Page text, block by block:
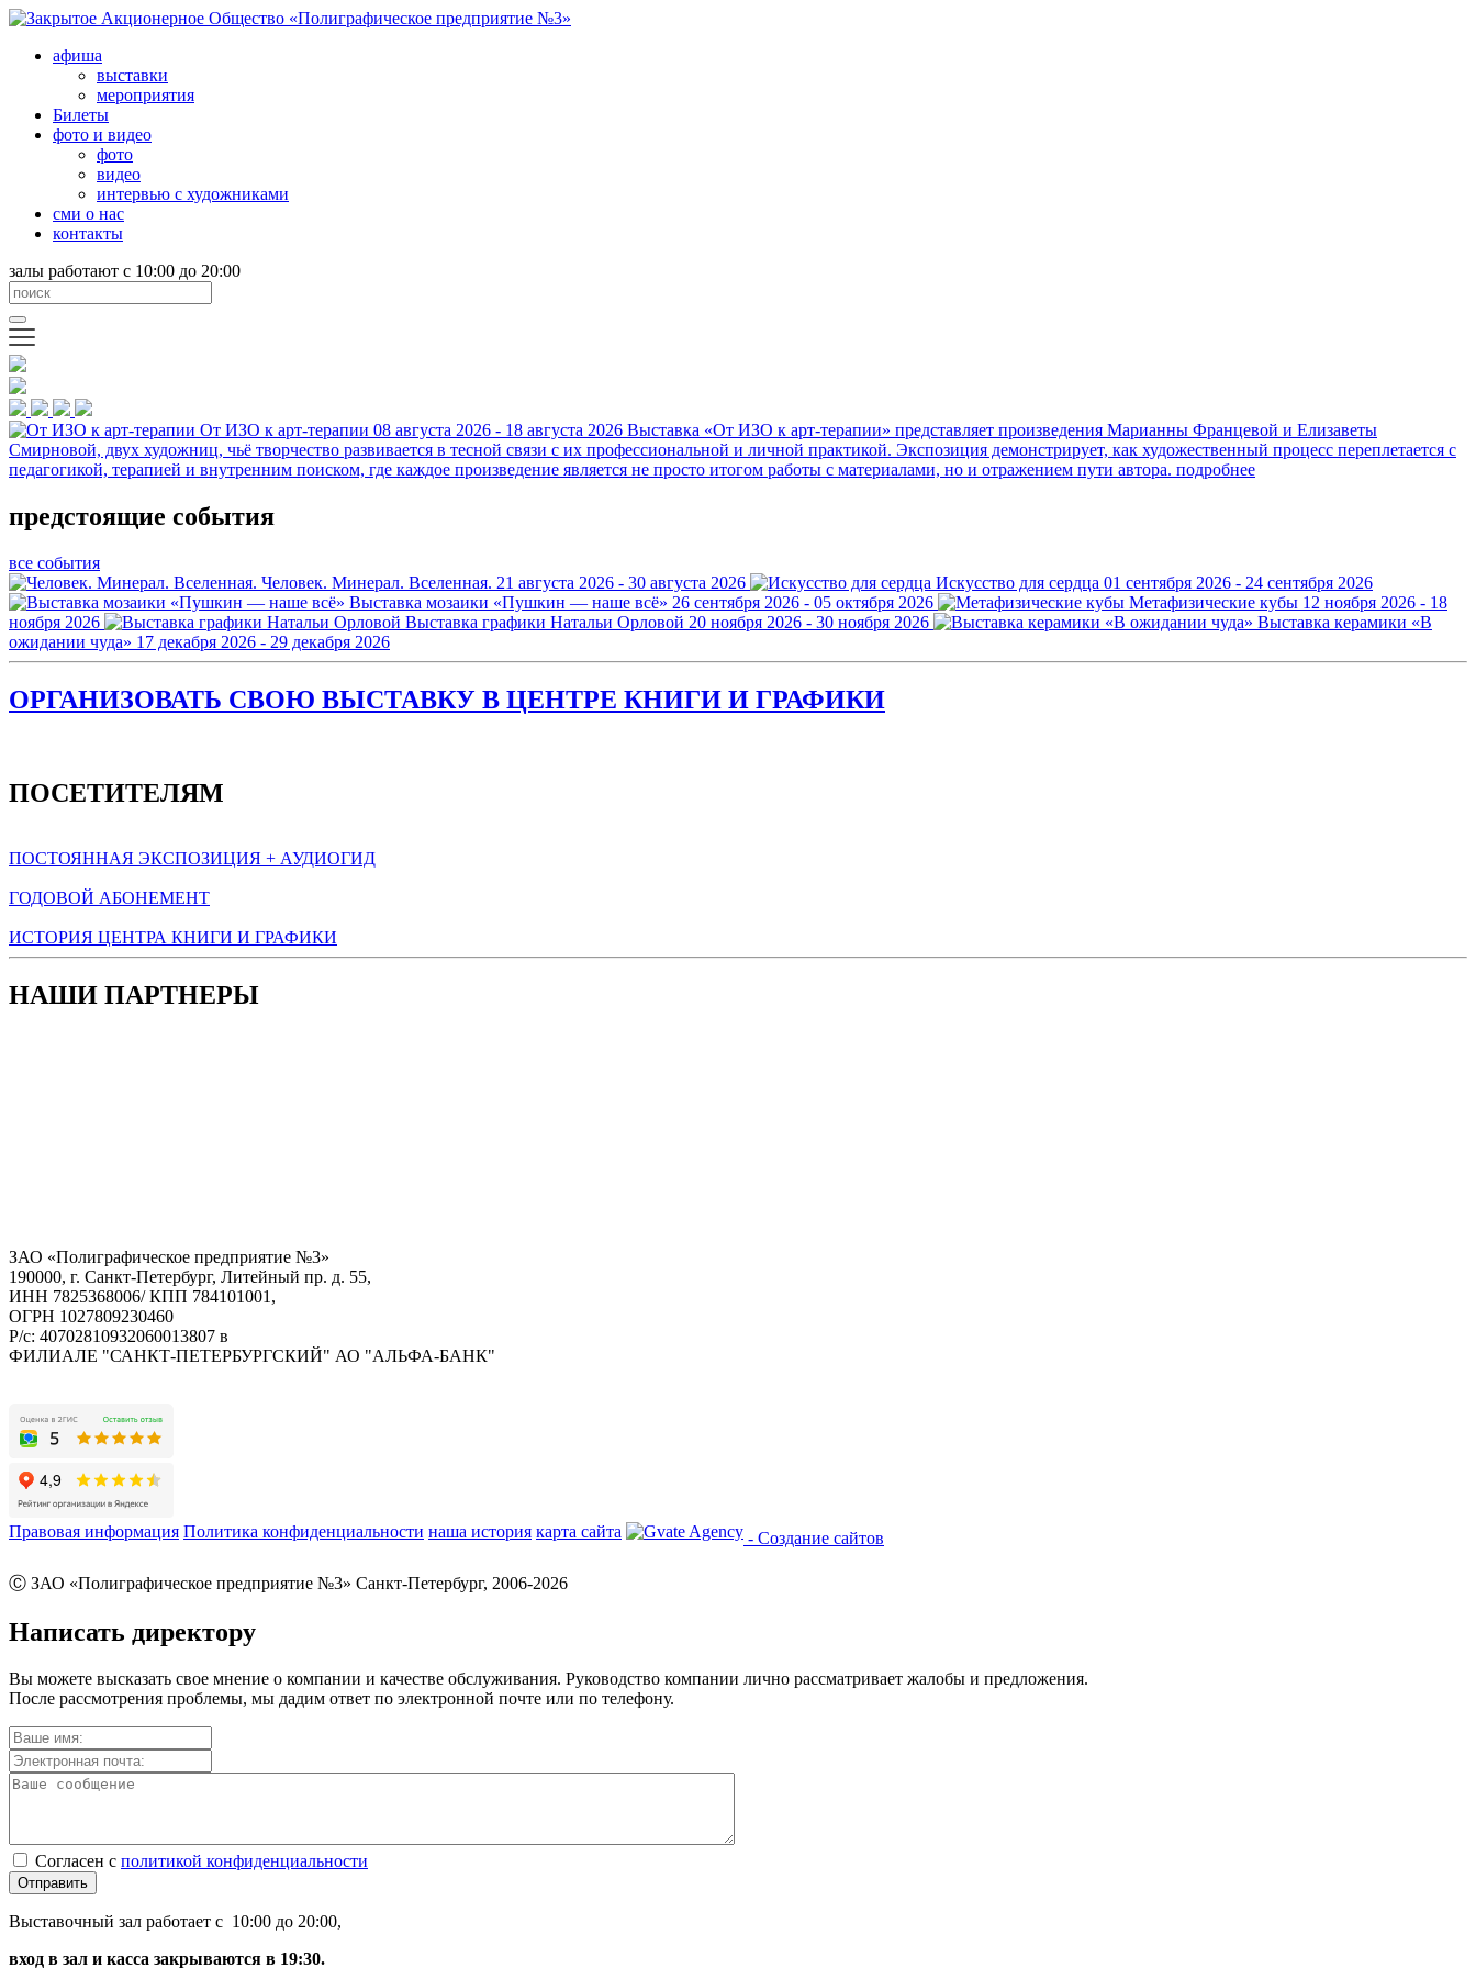
афиша
выставки
мероприятия
Билеты
фото и видео
фото
видео
интервью с художниками
сми о нас
контакты
залы работают с 10:00 до 20:00
От ИЗО к арт-терапии 08 августа 2026 - 18 августа 2026 Выставка «От ИЗО к арт-терапии» представляет произведения Марианны Францевой и Елизаветы
Смирновой, двух художниц, чьё творчество развивается в тесной связи с их профессиональной и личной практикой. Экспозиция демонстрирует, как художественный процесс переплетается с
педагогикой, терапией и внутренним поиском, где каждое произведение является не просто итогом работы с материалами, но и отражением пути автора. подробнее
предстоящие события
все события
Человек. Минерал. Вселенная. 21 августа 2026 - 30 августа 2026 Искусство для сердца 01 сентября 2026 - 24 сентября 2026
Выставка мозаики «Пушкин — наше всё» 26 сентября 2026 - 05 октября 2026 Метафизические кубы 12 ноября 2026 - 18
ноября 2026
Выставка графики Натальи Орловой 20 ноября 2026 - 30 ноября 2026
Выставка керамики «В
ожидании чуда» 17 декабря 2026 - 29 декабря 2026
ОРГАНИЗОВАТЬ СВОЮ ВЫСТАВКУ В ЦЕНТРЕ КНИГИ И ГРАФИКИ
ПОСЕТИТЕЛЯМ
ПОСТОЯННАЯ ЭКСПОЗИЦИЯ + АУДИОГИД
ГОДОВОЙ АБОНЕМЕНТ
ИСТОРИЯ ЦЕНТРА КНИГИ И ГРАФИКИ
НАШИ ПАРТНЕРЫ
ЗАО «Полиграфическое предприятие №3»
190000, г. Санкт-Петербург, Литейный пр. д. 55,
ИНН 7825368006/ КПП 784101001,
ОГРН 1027809230460
Р/с: 40702810932060013807 в
ФИЛИАЛЕ "САНКТ-ПЕТЕРБУРГСКИЙ" АО "АЛЬФА-БАНК"
Правовая информация Политика конфиденциальности наша история карта сайта - Создание сайтов
Ⓒ ЗАО «Полиграфическое предприятие №3» Санкт-Петербург, 2006-2026
Написать директору
Вы можете высказать свое мнение о компании и качестве обслуживания. Руководство компании лично рассматривает жалобы и предложения.
После рассмотрения проблемы, мы дадим ответ по электронной почте или по телефону.
Согласен с политикой конфиденциальности
Отправить
Выставочный зал работает с 10:00 до 20:00,
вход в зал и касса закрываются в 19:30.